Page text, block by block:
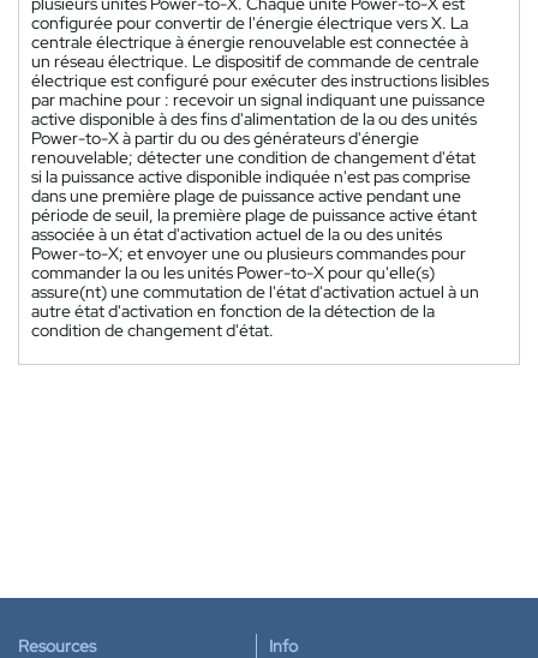
configurée pour convertir de l'énergie électrique vers X. La
centrale électrique à énergie renouvelable est connectée à
un réseau électrique. Le dispositif de commande de centrale
électrique est configuré pour exécuter des instructions lisibles
par machine pour : recevoir un signal indiquant une puissance
active disponible à des fins d'alimentation de la ou des unités
Power-to-X à partir du ou des générateurs d'énergie
renouvelable; détecter une condition de changement d'état
si la puissance active disponible indiquée n'est pas comprise
dans une première plage de puissance active pendant une
période de seuil, la première plage de puissance active étant
associée à un état d'activation actuel de la ou des unités
Power-to-X; et envoyer une ou plusieurs commandes pour
commander la ou les unités Power-to-X pour qu'elle(s)
assure(nt) une commutation de l'état d'activation actuel à un
autre état d'activation en fonction de la détection de la
condition de changement d'état.
Resources Info